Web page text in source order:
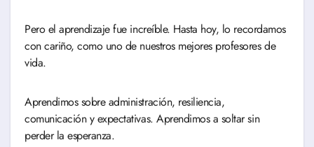
Pero el aprendizaje fue increíble. Hasta hoy, lo recordamos
con cariño, como uno de nuestros mejores profesores de
vida.
Aprendimos sobre administración, resiliencia,
comunicación y expectativas. Aprendimos a soltar sin
perder la esperanza.